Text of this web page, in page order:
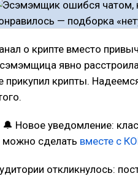
о крипте вместо
явно
прикупил крипты.
🔔 Новое уведомление:
можно сделать вместе с
откликнулось: